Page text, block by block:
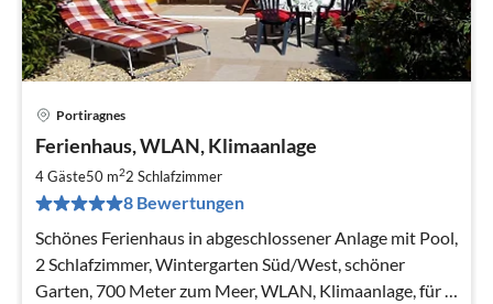
Portiragnes
Ferienhaus, WLAN, Klimaanlage
4 Gäste50 m22 Schlafzimmer
8 Bewertungen
Schönes Ferienhaus in abgeschlossener Anlage mit Pool,
2 Schlafzimmer, Wintergarten Süd/West, schöner
Garten, 700 Meter zum Meer, WLAN, Klimaanlage, für 4